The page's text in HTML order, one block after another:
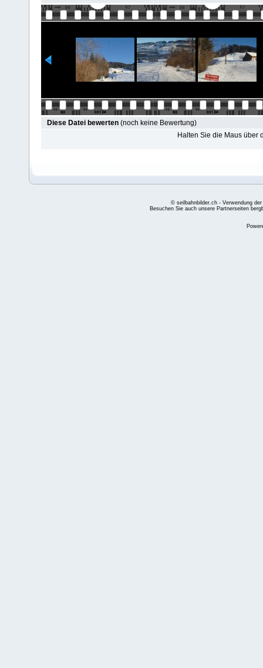
Diese Datei bewerten (noch keine Bewertung)
Halten Sie die Maus über
© seilbahnbilder.ch - Verwendung
Besuchen Sie auch unsere Partnerseiten